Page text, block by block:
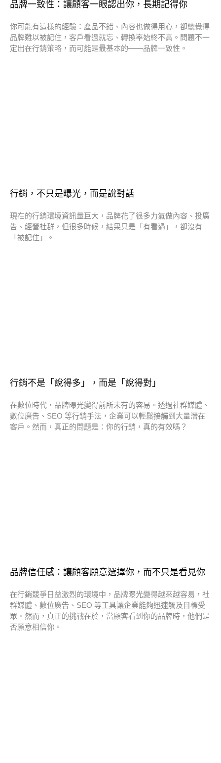
品牌一致性：讓顧客一眼認出你，長期記得你
你可能有這樣的經驗：產品不錯、內容也做得用心，卻總覺得
品牌難以被記住，客戶看過就忘、轉換率始終不高。問題不一
定出在行銷策略，而可能是最基本的——品牌一致性。
行銷，不只是曝光，而是說對話
現在的行銷環境資訊量巨大，品牌花了很多力氣做內容、投廣
告、經營社群，但很多時候，結果只是「有看過」，卻沒有
「被記住」。
行銷不是「說得多」，而是「說得對」
在數位時代，品牌曝光變得前所未有的容易。透過社群媒體、
數位廣告、SEO 等行銷手法，企業可以輕鬆接觸到大量潛在
客戶。然而，真正的問題是：你的行銷，真的有效嗎？
品牌信任感：讓顧客願意選擇你，而不只是看見你
在行銷競爭日益激烈的環境中，品牌曝光變得越來越容易，社
群媒體、數位廣告、SEO 等工具讓企業能夠迅速觸及目標受
眾。然而，真正的挑戰在於，當顧客看到你的品牌時，他們是
否願意相信你。